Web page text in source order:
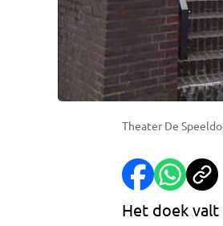
Theater De
Het doek